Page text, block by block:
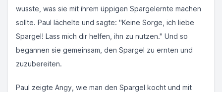
wusste, was sie mit ihrem üppigen Spargelernte machen
sollte. Paul lächelte und sagte: "Keine Sorge, ich liebe
Spargel! Lass mich dir helfen, ihn zu nutzen." Und so
begannen sie gemeinsam, den Spargel zu ernten und
zuzubereiten.
Paul zeigte Angy, wie man den Spargel kocht und mit